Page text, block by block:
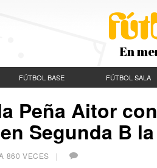
En
FÚTBOL BASE FÚTBOL SALA
Peña Aitor
Segunda B
860 VECES |